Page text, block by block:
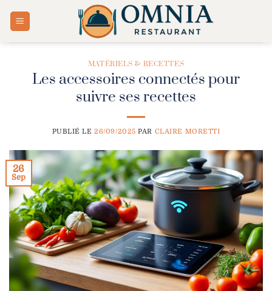
MATÉRIELS & RECETTES
Les accessoires connectés pour
suivre ses recettes
PUBLIÉ LE26/09/2025 PAR CLAIRE MORETTI
26
Sep